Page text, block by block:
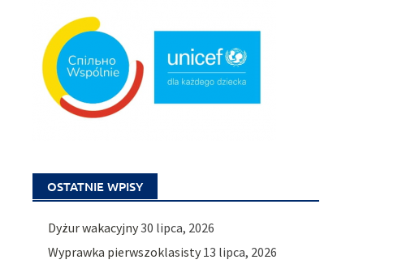
OSTATNIE WPISY
Dyżur wakacyjny30 lipca, 2026
Wyprawka pierwszoklasisty 13 lipca, 2026